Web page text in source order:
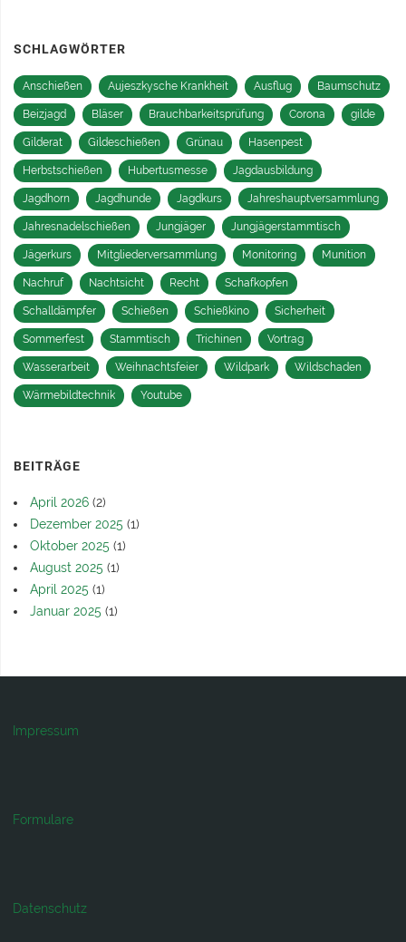
SCHLAGWÖRTER
Anschießen Aujeszkysche Krankheit Ausflug Baumschutz
Beizjagd Bläser Brauchbarkeitsprüfung Corona gilde
Gilderat Gildeschießen Grünau Hasenpest
Herbstschießen Hubertusmesse Jagdausbildung
Jagdhorn Jagdhunde Jagdkurs Jahreshauptversammlung
Jahresnadelschießen Jungjäger Jungjägerstammtisch
Jägerkurs Mitgliederversammlung Monitoring Munition
Nachruf Nachtsicht Recht Schafkopfen
Schalldämpfer Schießen Schießkino Sicherheit
Sommerfest Stammtisch Trichinen Vortrag
Wasserarbeit Weihnachtsfeier Wildpark Wildschaden
Wärmebildtechnik Youtube
BEITRÄGE
April 2026 (2)
Dezember 2025 (1)
Oktober 2025 (1)
August 2025 (1)
April 2025 (1)
Januar 2025 (1)
Impressum
Formulare
Datenschutz